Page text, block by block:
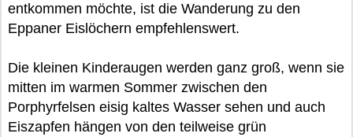
entkommen möchte, ist die Wanderung zu den
Eppaner Eislöchern empfehlenswert.
Die kleinen Kinderaugen werden ganz groß, wenn sie
mitten im warmen Sommer zwischen den
Porphyrfelsen eisig kaltes Wasser sehen und auch
Eiszapfen hängen von den teilweise grün